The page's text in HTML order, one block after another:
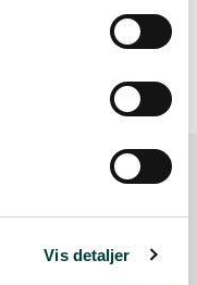
Vis detaljer